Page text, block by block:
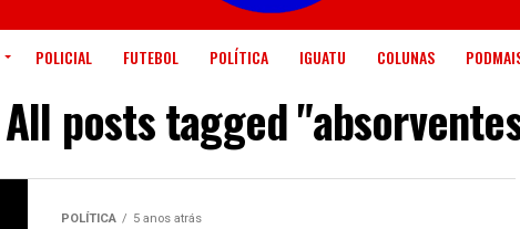
POLICIAL FUTEBOL POLÍTICA IGUATU COLUNAS
All posts tagged
POLÍTICA 5 anos atrás